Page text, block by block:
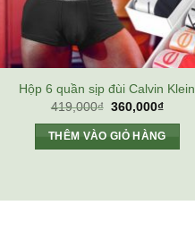
Hộp 6 quần sịp đùi Calvin Klein
419,000₫ Giá
là:
419,000₫.
360,000₫Giá
tại
là:
THÊM VÀO GIỎ HÀNG